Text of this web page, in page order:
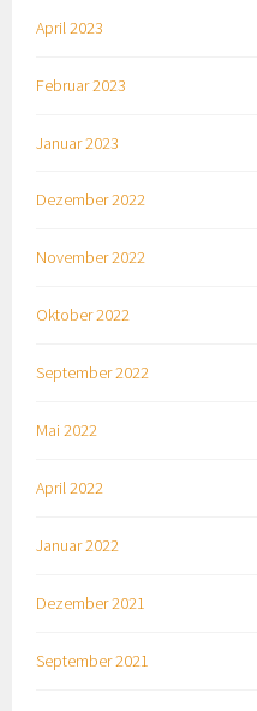
April 2023
Februar 2023
Januar 2023
Dezember 2022
November 2022
Oktober 2022
September 2022
Mai 2022
April 2022
Januar 2022
Dezember 2021
September 2021